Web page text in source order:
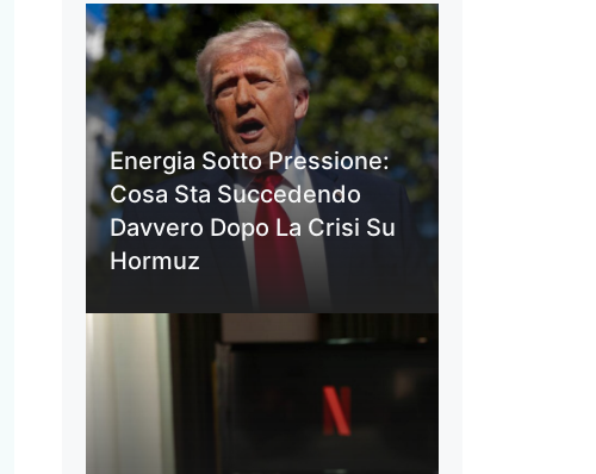
Energia Sotto Pressione:
Cosa Sta Succedendo
Davvero Dopo La Crisi Su
Hormuz